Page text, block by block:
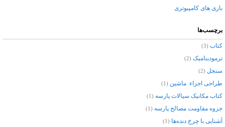
بازی های کامپیوتری
برچسب‌ها
کتاب (3)
ترمودینامیک (2)
سنجل (2)
طراحی اجزاء ماشین (1)
کتاب مکانیک سیالات پارسه (1)
جزوه مقاومت مصالح پارسه (1)
آشنایی با چرخ دنده‌ها (1)